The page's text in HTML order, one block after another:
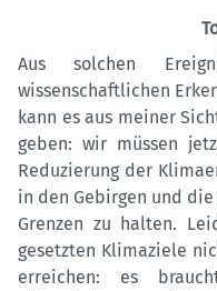
Aus solchen
wissenschaftlichen
kann es aus meiner
geben: wir müssen
Reduzierung der
in den Gebirgen und
Grenzen zu halten.
gesetzten Klimaziele
erreichen: es